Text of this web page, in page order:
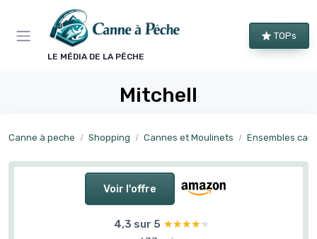
LE MÉDIA DE LA PÊCHE
TOPs
Mitchell
Canne à peche Shopping Cannes et Moulinets Ensembles
Voir l'offre
4,3 sur 5 ★★★★★
★★★★★
Panneau de gestion des cookies